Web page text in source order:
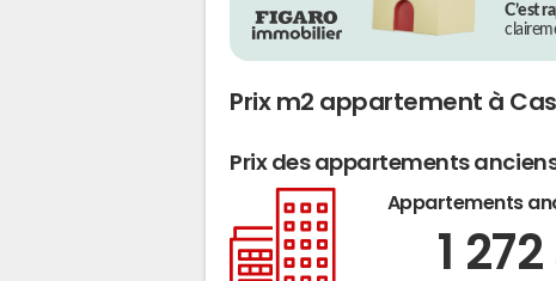
C’est
Prix m2 appartement à
Prix des appartements
Appartements
1 272